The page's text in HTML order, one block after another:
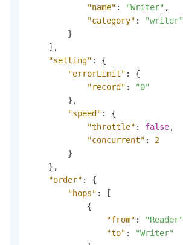
"name" : "Writer" ,
"category" :
"writer"
}
] ,
"setting" :
{
"errorLimit" :
{
"record" :
"0"
} ,
"speed" :
{
"throttle" : false,
"concurrent" :
2
}
} ,
"order" :
{
"hops" :
[
{
"from" : "Reader"
"to" :
"Writer"